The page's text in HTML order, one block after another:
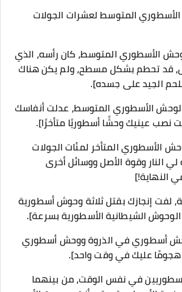
المتوسط لعشرات الجولات
الأسطوري المتوسط، كان رأسه، الذي
قد تحطم بشكل مسطح، ولم يكن هناك
الجيد على جسده].
الأسطوري المتوسط، عدلت أنفاسك
نصب عينيك وحشًا أسطوريًا متأخرًا].
الأسطوري المتأخر لمئات الجولات
النار وقوة الأصل ووسائل أخرى
النهاية!]
لفت إنجازك بقتل ثلاثة وحوش أسطورية
الوحوش الشيطانية الأسطورية بسرعة].
أسطوري في الذروة ووحش أسطوري
عليك في وقت واحد].
في نفس الوقت، من بينهما